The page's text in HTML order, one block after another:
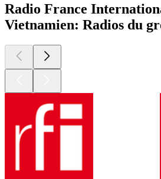
Radio France
Vietnamien: Radios du